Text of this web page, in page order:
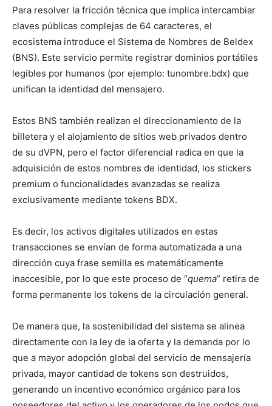
Para resolver la fricción técnica que implica intercambiar
claves públicas complejas de 64 caracteres, el
ecosistema introduce el Sistema de Nombres de Beldex
(BNS). Este servicio permite registrar dominios portátiles
legibles por humanos (por ejemplo: tunombre.bdx) que
unifican la identidad del mensajero.
Estos BNS también realizan el direccionamiento de la
billetera y el alojamiento de sitios web privados dentro
de su dVPN, pero el factor diferencial radica en que la
adquisición de estos nombres de identidad, los stickers
premium o funcionalidades avanzadas se realiza
exclusivamente mediante tokens BDX.
Es decir, los activos digitales utilizados en estas
transacciones se envían de forma automatizada a una
dirección cuya frase semilla es matemáticamente
inaccesible, por lo que este proceso de “quema” retira de
forma permanente los tokens de la circulación general.
De manera que, la sostenibilidad del sistema se alinea
directamente con la ley de la oferta y la demanda por lo
que a mayor adopción global del servicio de mensajería
privada, mayor cantidad de tokens son destruidos,
generando un incentivo económico orgánico para los